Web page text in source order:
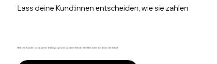
Lass deine Kund:innen entscheiden, wie sie zahlen
Biete eine Auswahl von bequemen Zahlungsoptionen auf deiner Website. Erleichtere deinen Kund:innen den Einkauf.